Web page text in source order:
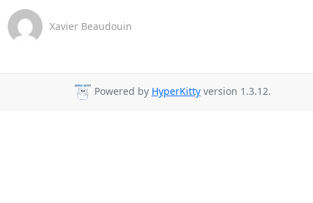
Xavier Beaudouin
Powered by HyperKitty version 1.3.12.